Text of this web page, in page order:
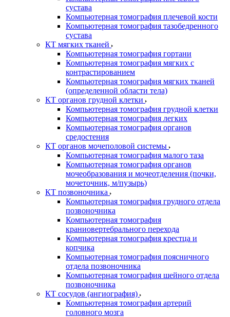
сустава
Компьютерная томография плечевой кости
Компьютерная томография тазобедренного
сустава
КТ мягких тканей
Компьютерная томография гортани
Компьютерная томография мягких с
контрастированием
Компьютерная томография мягких тканей
(определенной области тела)
КТ органов грудной клетки
Компьютерная томография грудной клетки
Компьютерная томография легких
Компьютерная томография органов
средостения
КТ органов мочеполовой системы
Компьютерная томография малого таза
Компьютерная томография органов
мочеобразования и мочеотделения (почки,
мочеточник, м/пузырь)
КТ позвоночника
Компьютерная томография грудного отдела
позвоночника
Компьютерная томография
краниовертебрального перехода
Компьютерная томография крестца и
копчика
Компьютерная томография поясничного
отдела позвоночника
Компьютерная томография шейного отдела
позвоночника
КТ сосудов (ангиография)
Компьютерная томография артерий
головного мозга